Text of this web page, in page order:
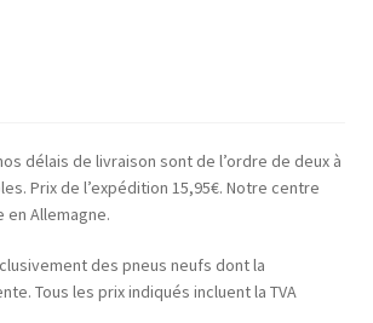
délais de livraison sont de l’ordre de deux à
Prix de l’expédition 15,95€. Notre centre
Allemagne.
des pneus neufs dont la
Tous les prix indiqués incluent la TVA